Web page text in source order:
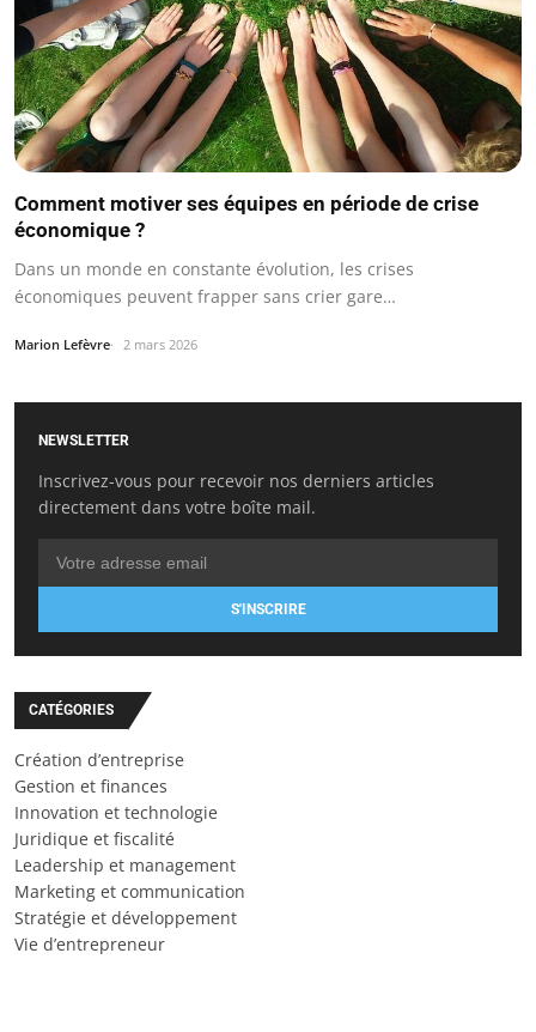
Comment motiver ses équipes en période de crise
économique ?
Dans un monde en constante évolution, les crises
économiques peuvent frapper sans crier gare…
Marion Lefèvre 2 mars 2026
NEWSLETTER
Inscrivez-vous pour recevoir nos derniers articles
directement dans votre boîte mail.
S'INSCRIRE
CATÉGORIES
Création d’entreprise
Gestion et finances
Innovation et technologie
Juridique et fiscalité
Leadership et management
Marketing et communication
Stratégie et développement
Vie d’entrepreneur